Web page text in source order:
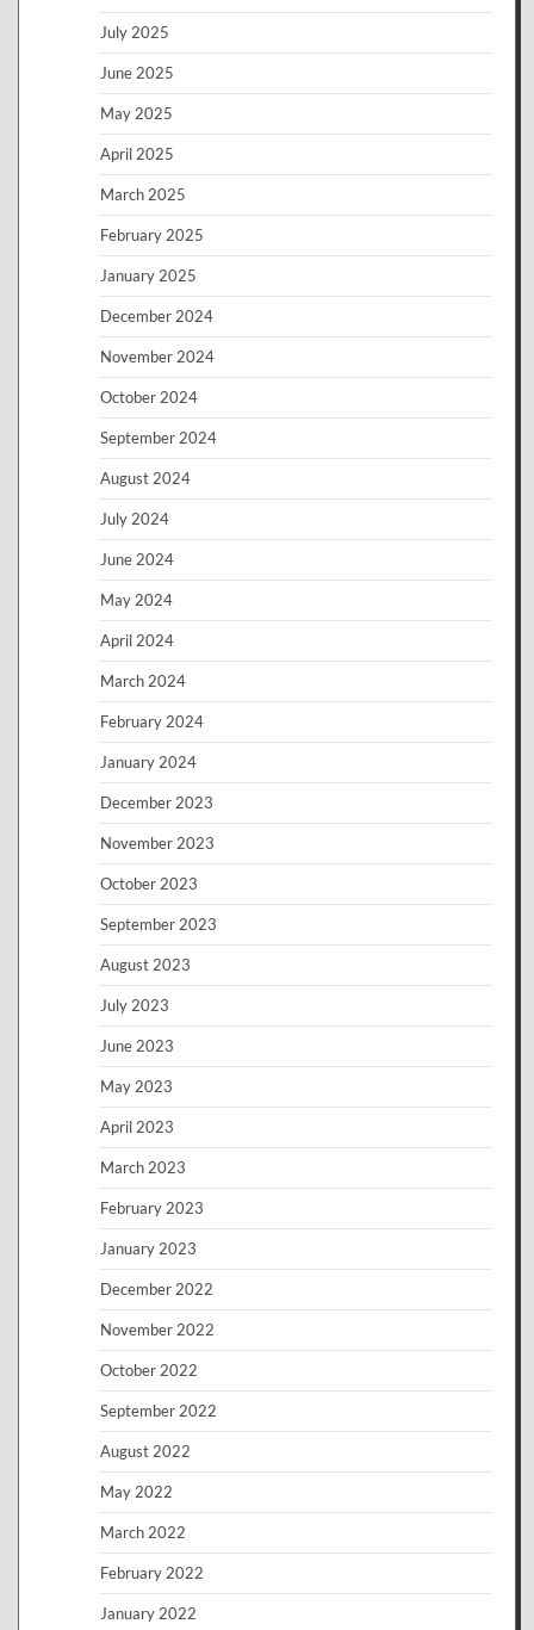
July 2025
June 2025
May 2025
April 2025
March 2025
February 2025
January 2025
December 2024
November 2024
October 2024
September 2024
August 2024
July 2024
June 2024
May 2024
April 2024
March 2024
February 2024
January 2024
December 2023
November 2023
October 2023
September 2023
August 2023
July 2023
June 2023
May 2023
April 2023
March 2023
February 2023
January 2023
December 2022
November 2022
October 2022
September 2022
August 2022
May 2022
March 2022
February 2022
January 2022